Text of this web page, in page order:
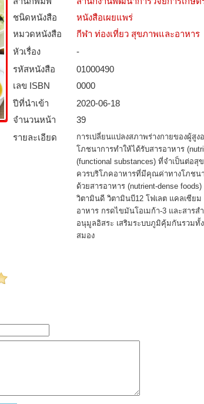
ชนิดหนังสือ­
หนังสือเผยแพร่
หมวดหนังสือ­
กีฬา ท่องเที่ยว สุขภาพและอาหาร
หัวเรื่อง
-
รหัสหนังสือ­
01000490
เลข ISBN
0000
ปีที่นำเข้า
2020-06-18
จำนวนหน้า
39
รายละเอียด
การเปลี่ยนแปลงสภาพร่างกายของผู้สู
โภชนาการทำให้ได้รับสารอาหาร
(functional substances) ที่จำเป็นต่อสุ
ควรบริโภคอาหารที่มีคุณค่าทางโภชน
ด้วยสารอาหาร (nutrient-dense
วิตามินดี วิตามินบี12 โฟเลต แคลเซียม
อาหาร กรดไขมันโอเมก้า-3 และสาร
อนุมูลอิสระ เสริมระบบภูมิคุ้มกันรวมทั้
สมอง